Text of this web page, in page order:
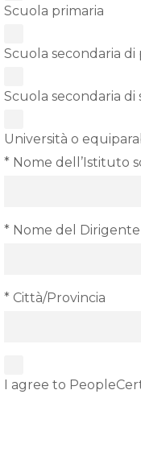
Scuola primaria
Scuola secondaria di
Scuola secondaria di
Università o
* Nome dell’Istituto
* Nome del Dirigente
* Città/Provincia
I agree to